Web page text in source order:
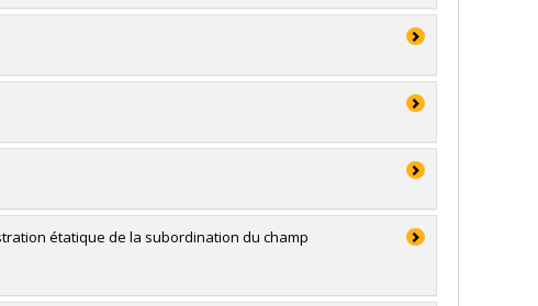
étatique de la subordination du champ